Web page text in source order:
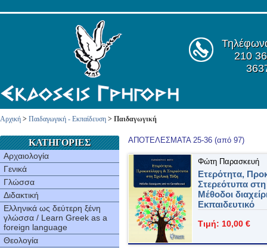
210
Αρχική > Παιδαγωγική - Εκπαίδευση > Παιδαγωγική
ΚΑΤΗΓΟΡΙΕΣ
Αρχαιολογία
Γενικά
Γλώσσα
Διδακτική
Ελληνικά ως δεύτερη ξένη
γλώσσα / Learn Greek as a
foreign language
Θεολογία
ΑΠΟΤΕΛΕΣΜΑΤΑ 25-36 (από 97)
Φώτη Παρασκευή
Ετερότητα,
Στερεότυπα
Μέθοδοι
Εκπαιδευτικό
Τιμή: 10,00 €